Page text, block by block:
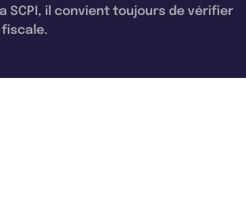
SCPI, il convient toujours de vérifier